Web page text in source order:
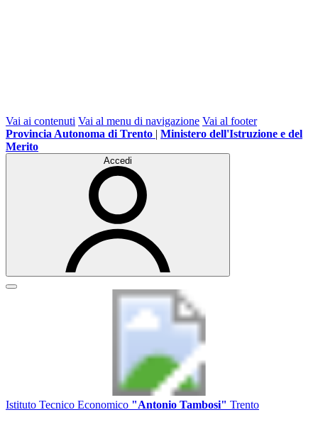
Vai ai contenuti Vai al menu di navigazione Vai al footer
Provincia Autonoma di Trento | Ministero dell'Istruzione e del
Merito
Accedi
Istituto Tecnico Economico "Antonio Tambosi" Trento